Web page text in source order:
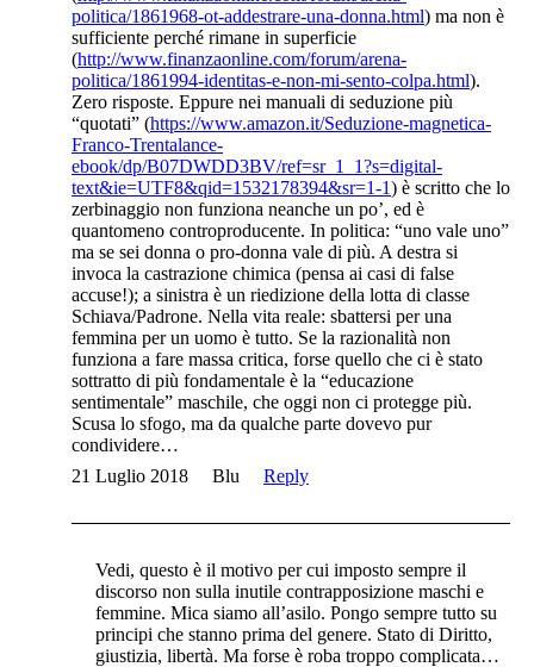
politica/1861968-ot-addestrare-una-donna.html) ma non è
sufficiente perché rimane in superficie
(http://www.finanzaonline.com/forum/arena-
politica/1861994-identitas-e-non-mi-sento-colpa.html).
Zero risposte. Eppure nei manuali di seduzione più
“quotati” (https://www.amazon.it/Seduzione-magnetica-
Franco-Trentalance-
ebook/dp/B07DWDD3BV/ref=sr_1_1?s=digital-
text&ie=UTF8&qid=1532178394&sr=1-1) è scritto che lo
zerbinaggio non funziona neanche un po’, ed è
quantomeno controproducente. In politica: “uno vale uno”
ma se sei donna o pro-donna vale di più. A destra si
invoca la castrazione chimica (pensa ai casi di false
accuse!); a sinistra è un riedizione della lotta di classe
Schiava/Padrone. Nella vita reale: sbattersi per una
femmina per un uomo è tutto. Se la razionalità non
funziona a fare massa critica, forse quello che ci è stato
sottratto di più fondamentale è la “educazione
sentimentale” maschile, che oggi non ci protegge più.
Scusa lo sfogo, ma da qualche parte dovevo pur
condividere…
21 Luglio 2018
Blu Reply
Vedi, questo è il motivo per cui imposto sempre il
discorso non sulla inutile contrapposizione maschi e
femmine. Mica siamo all’asilo. Pongo sempre tutto su
principi che stanno prima del genere. Stato di Diritto,
giustizia, libertà. Ma forse è roba troppo complicata…